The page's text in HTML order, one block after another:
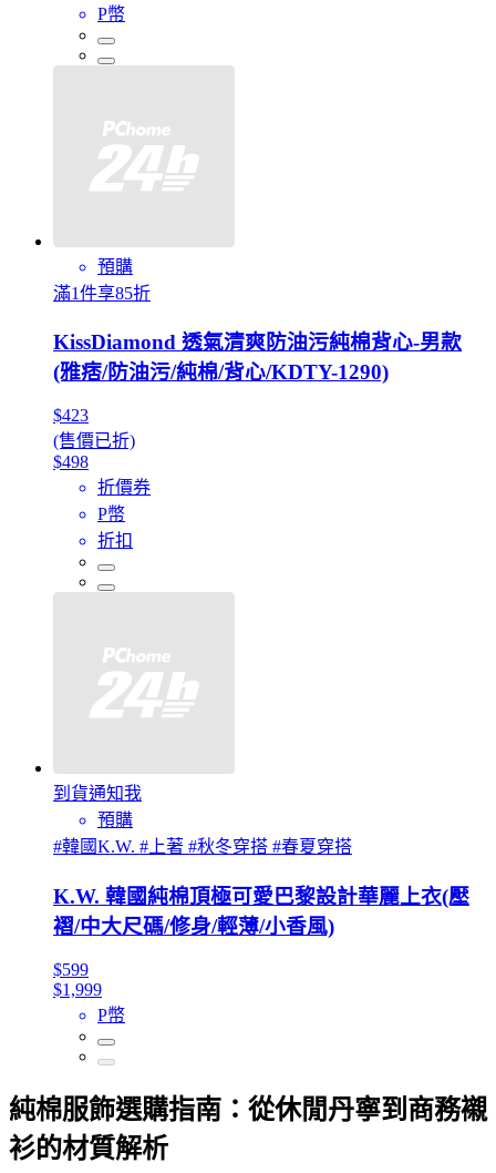
P幣
預購
滿1件享85折
KissDiamond 透氣清爽防油污純棉背心-男款
(雅痞/防油污/純棉/背心/KDTY-1290)
$423
(售價已折)
$498
折價券
P幣
折扣
到貨通知我
預購
#韓國K.W. #上著 #秋冬穿搭 #春夏穿搭
K.W. 韓國純棉頂極可愛巴黎設計華麗上衣(壓
褶/中大尺碼/修身/輕薄/小香風)
$599
$1,999
P幣
純棉服飾選購指南：從休閒丹寧到商務襯
衫的材質解析